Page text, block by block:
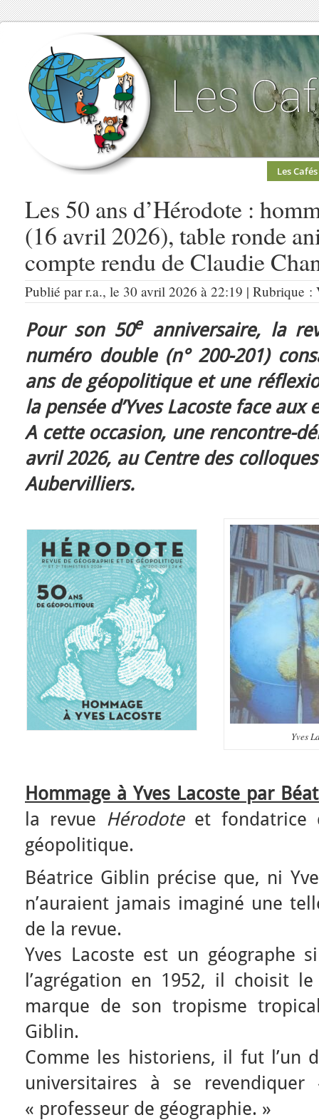
Les Cafés
Les 50 ans d’Hérodote :
(16 avril 2026), table ronde
compte rendu de Claudie
Publié par r.a., le 30 avril 2026 à 22:19 | Rubrique :
Pour son 50eanniversaire, la
numéro double (n° 200-201)
ans de géopolitique et une
la pensée d’Yves Lacoste face
A cette occasion, une rencontre-
avril 2026, au Centre des
Aubervilliers.
Yves
Hommage à Yves Lacoste par
la revue Hérodoteet fondatrice
géopolitique.
Béatrice Giblin précise que, ni
n’auraient jamais imaginé une
de la revue.
Yves Lacoste est un géographe
l’agrégation en 1952, il choisit
marque de son tropisme
Giblin.
Comme les historiens, il fut l’un
universitaires à se
« professeur de géographie. »